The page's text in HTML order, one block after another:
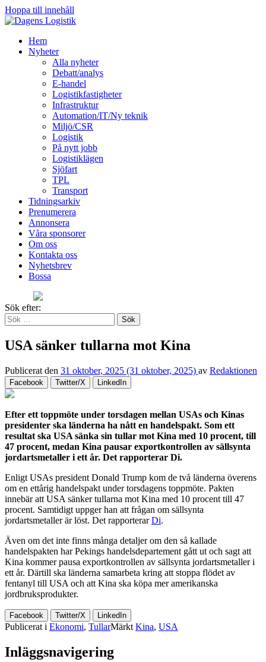
Hoppa till innehåll
Hem
Nyheter
Alla nyheter
Debatt/analys
E-handel
Logistikfastigheter
Infrastruktur
Automation/IT/Ny teknik
Miljö/CSR
Logistik
På nytt jobb
Logistiklägen
Sjöfart
TPL
Transport
Tidningsarkiv
Prenumerera
Annonsera
Våra sponsorer
Om oss
Kontakta oss
Nyhetsbrev
Bossa
Sök efter:
USA sänker tullarna mot Kina
Publicerat den 31 oktober, 2025 (31 oktober, 2025) av Redaktionen
Facebook Twitter/X LinkedIn
Efter ett toppmöte under torsdagen mellan USAs och Kinas
presidenter ska länderna ha nått en handelspakt. Som ett
resultat ska USA sänka sin tullar mot Kina med 10 procent, till
47 procent, medan Kina pausar exportkontrollen av sällsynta
jordartsmetaller i ett år. Det rapporterar Di.
Enligt USAs president Donald Trump kom de två länderna överens
om en ettårig handelspakt under torsdagens toppmöte. Pakten
innebär att USA sänker tullarna mot Kina med 10 procent till 47
procent. Samtidigt uppger han att frågan om sällsynta
jordartsmetaller är löst. Det rapporterarDi.
Även om det inte finns många detaljer om den så kallade
handelspakten har Pekings handelsdepartement gått ut och sagt att
Kina kommer pausa exportkontrollen av sällsynta jordartsmetaller i
ett år. Därtill ska länderna samarbeta kring att stoppa flödet av
fentanyl till USA och att Kina ska köpa mer amerikanska
jordbruksprodukter.
Facebook Twitter/X LinkedIn
Publicerat i Ekonomi, TullarMärkt Kina, USA
Inläggsnavigering